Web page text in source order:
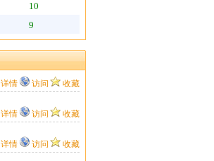
10
9
详情 访问 收藏
详情 访问 收藏
详情 访问 收藏